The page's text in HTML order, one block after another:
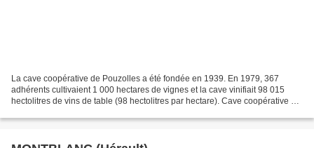
La cave coopérative de Pouzolles a été fondée en 1939. En 1979, 367
adhérents cultivaient 1 000 hectares de vignes et la cave vinifiait 98 015
hectolitres de vins de table (98 hectolitres par hectare). Cave coopérative de